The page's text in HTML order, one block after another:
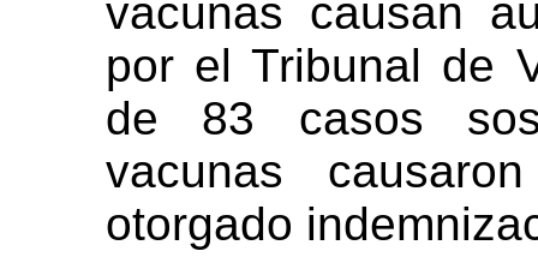
vacunas causan
por el Tribunal de
de 83 casos
vacunas
otorgado